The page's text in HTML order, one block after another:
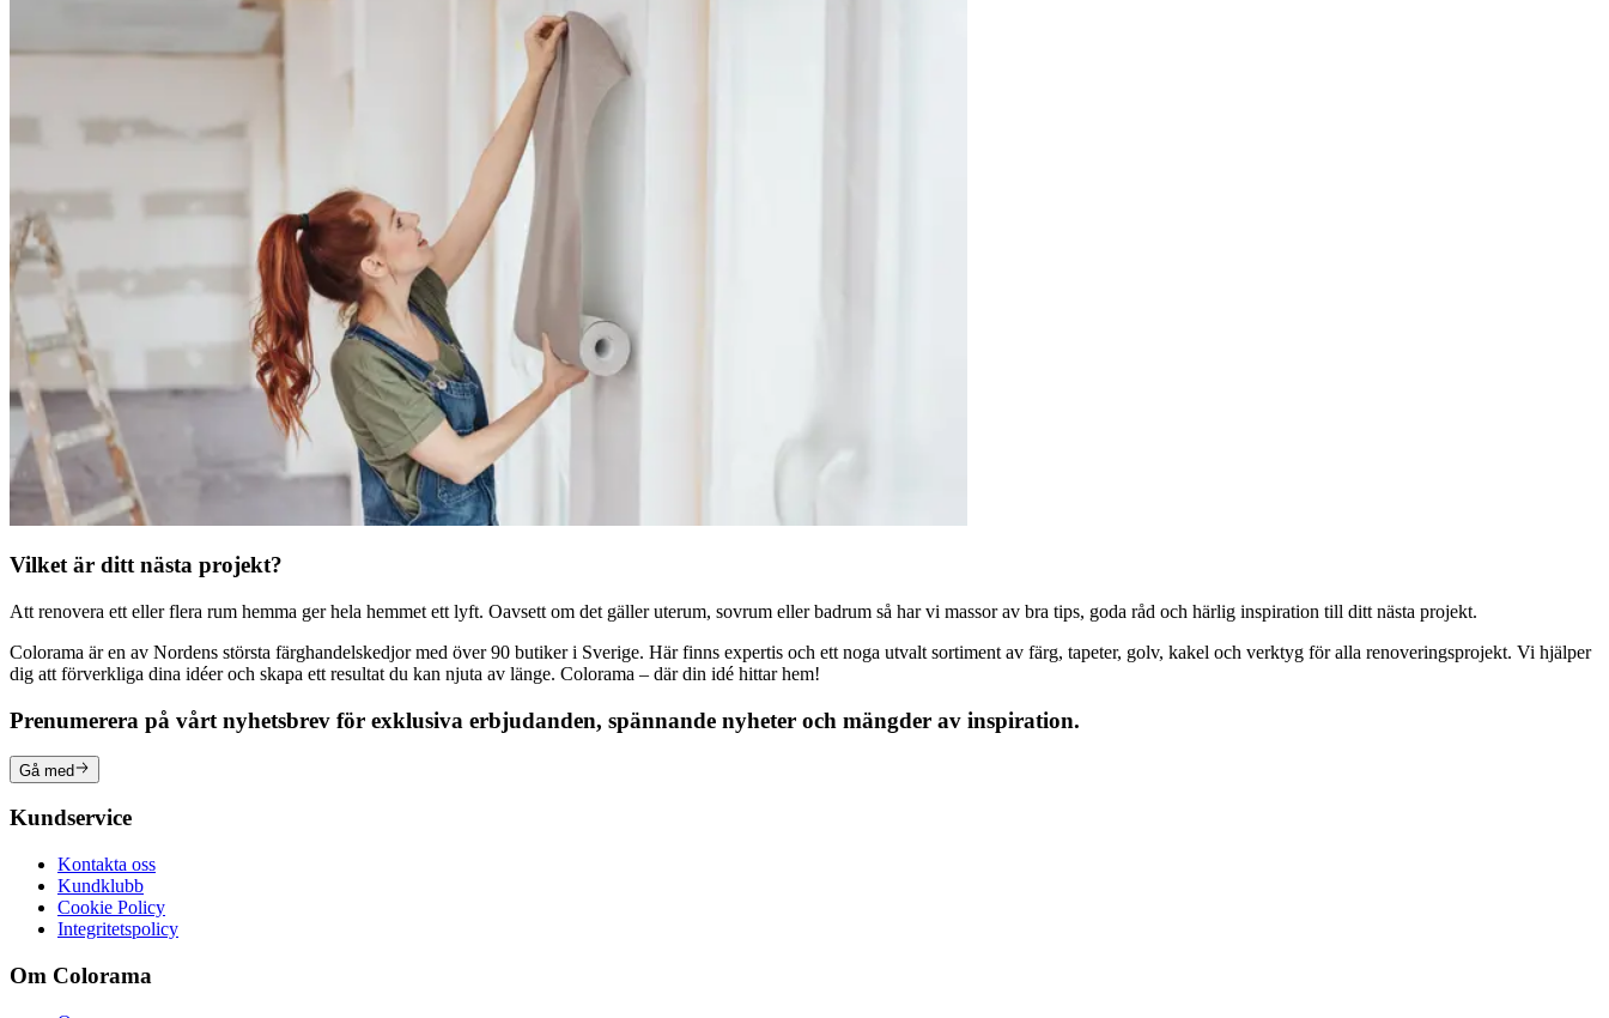
Vilket är ditt nästa projekt?
Att renovera ett eller flera rum hemma ger hela hemmet ett lyft. Oavsett om det gäller uterum, sovrum eller badrum så har vi massor av bra tips, goda råd och härlig inspiration till ditt nästa projekt.
Colorama är en av Nordens största färghandelskedjor med över 90 butiker i Sverige. Här finns expertis och ett noga utvalt sortiment av färg, tapeter, golv, kakel och verktyg för alla renoveringsprojekt. Vi hjälper
dig att förverkliga dina idéer och skapa ett resultat du kan njuta av länge. Colorama – där din idé hittar hem!
Prenumerera på vårt nyhetsbrev för exklusiva erbjudanden, spännande nyheter och mängder av inspiration.
Gå med
Kundservice
Kontakta oss
Kundklubb
Cookie Policy
Integritetspolicy
Om Colorama